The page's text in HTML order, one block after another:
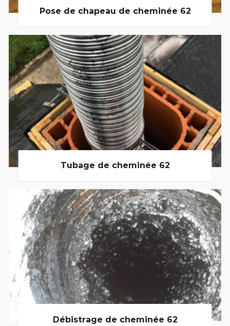
Pose de chapeau de cheminée 62
Tubage de cheminée 62
Débistrage de cheminée 62